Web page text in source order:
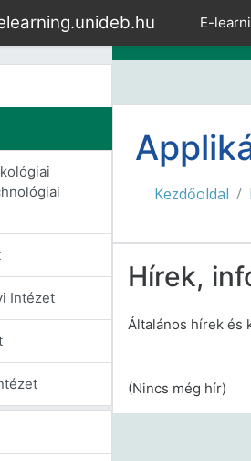
E-
Kezdőoldal
Hírek,
Általános hírek és
(Nincs még hír)
Intézet